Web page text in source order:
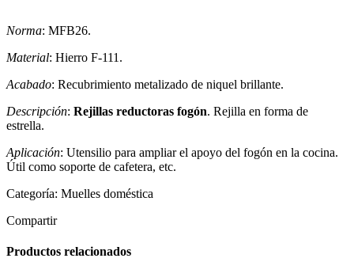
Norma: MFB26.
Material: Hierro F-111.
Acabado: Recubrimiento metalizado de niquel brillante.
Descripción: Rejillas reductoras fogón. Rejilla en forma de
estrella.
Aplicación: Utensilio para ampliar el apoyo del fogón en la cocina.
Útil como soporte de cafetera, etc.
Categoría: Muelles doméstica
Compartir
Productos relacionados